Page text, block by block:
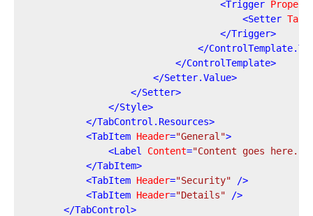
<Trigger
<Setter
</Trigger>
</
</ControlTemplate>
</Setter.Value>
</Setter>
</Style>
</TabControl.Resources>
<TabItem Header="General">
<Label Content="Content goes
</TabItem>
<TabItem Header="Security" />
<TabItem Header="Details" />
</TabControl>